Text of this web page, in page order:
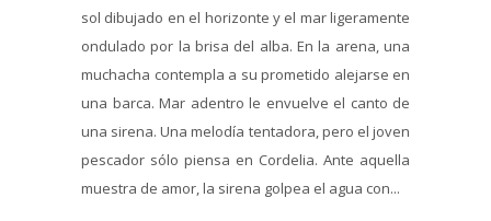
sol dibujado en el horizonte y el mar ligeramente
ondulado por la brisa del alba. En la arena, una
muchacha contempla a su prometido alejarse en
una barca. Mar adentro le envuelve el canto de
una sirena. Una melodía tentadora, pero el joven
pescador sólo piensa en Cordelia. Ante aquella
muestra de amor, la sirena golpea el agua con...